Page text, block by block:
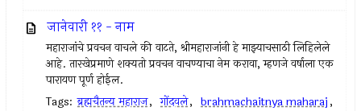
जानेवारी ११ - नाम
महाराजांचे प्रवचन वाचले की वाटते, श्रीमहाराजांनी हे माझ्याचसाठी लिहिलेले
आहे. तारखेप्रमाणे शक्यतो प्रवचन वाचण्याचा नेम करावा, म्हणजे वर्षाला एक
पारायण पूर्ण होईल.
Tags: ब्रह्मचैतन्य महाराज, गोंदवले, brahmachaitnya maharaj,